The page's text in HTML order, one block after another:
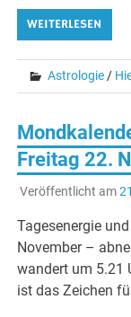
WEITERLESEN
Astrologie /
Freitag 22.
Veröffentlicht am
Tagesenergie
November –
wandert um 5.21
ist das Zeichen